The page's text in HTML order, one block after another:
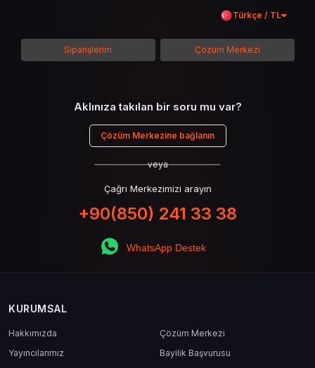
içeriği boyunca Call of Duty evreninin
detaylarına inilecek ve steam hediye kartı
kullanımının avantajlarından da bahsedilecektir.
Türkçe / TL
Siparişlerim Çözüm Merkezi
Aklınıza takılan bir soru mu var?
Çözüm Merkezine bağlanın
veya
Çağrı Merkezimizi arayın
+90(850) 241 33 38
WhatsApp Destek
KURUMSAL
Hakkımızda
Çözüm Merkezi
Yayıncılarımız
Bayilik Başvurusu